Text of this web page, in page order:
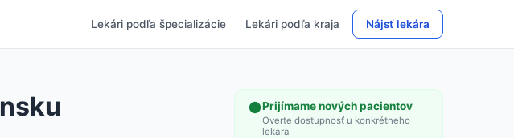
Lekári podľa špecializácie Lekári podľa kraja Nájsť lekára
Prijímame nových pacientov
Overte dostupnosť u konkrétneho
lekára